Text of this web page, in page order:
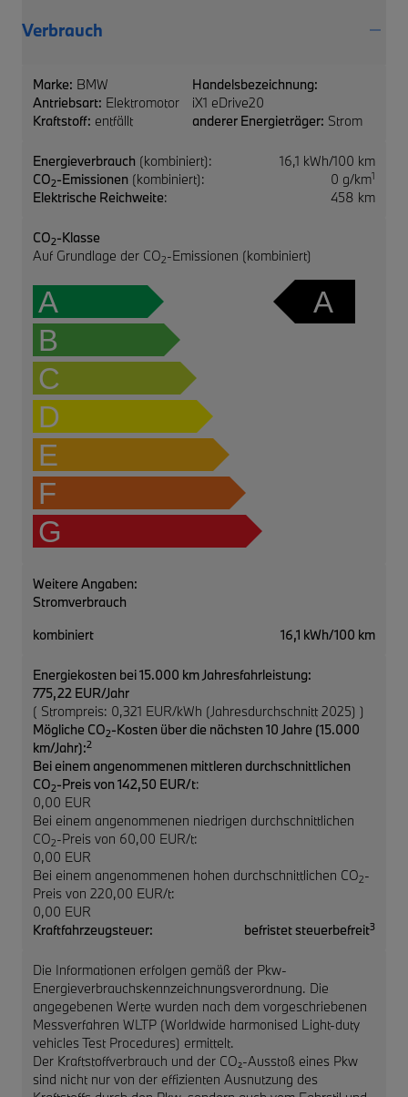
Verbrauch
Marke: BMW
Antriebsart: Elektromotor
Kraftstoff: entfällt
Handelsbezeichnung:
iX1 eDrive20
anderer Energieträger: Strom
Energieverbrauch (kombiniert):
16,1 kWh/100 km
CO2-Emissionen (kombiniert): 0 g/km1
Elektrische Reichweite: 458 km
CO2-Klasse
Auf Grundlage der CO2-Emissionen (kombiniert)
A
B
C
D
E
F
G
A
Weitere Angaben:
Stromverbrauch
kombiniert
16,1 kWh/100 km
Energiekosten bei 15.000 km Jahresfahrleistung:
775,22 EUR/Jahr
( Strompreis: 0,321 EUR/kWh (Jahresdurchschnitt 2025) )
Mögliche CO2-Kosten über die nächsten 10 Jahre (15.000
km/Jahr):2
Bei einem angenommenen mittleren durchschnittlichen
CO2-Preis von 142,50 EUR/t:
0,00 EUR
Bei einem angenommenen niedrigen durchschnittlichen
CO2-Preis von 60,00 EUR/t:
0,00 EUR
Bei einem angenommenen hohen durchschnittlichen CO2-
Preis von 220,00 EUR/t:
0,00 EUR
Kraftfahrzeugsteuer:
befristet steuerbefreit3
Die Informationen erfolgen gemäß der Pkw-
Energieverbrauchskennzeichnungsverordnung. Die
angegebenen Werte wurden nach dem vorgeschriebenen
Messverfahren WLTP (Worldwide harmonised Light-duty
vehicles Test Procedures) ermittelt.
Der Kraftstoffverbrauch und der CO₂-Ausstoß eines Pkw
sind nicht nur von der effizienten Ausnutzung des